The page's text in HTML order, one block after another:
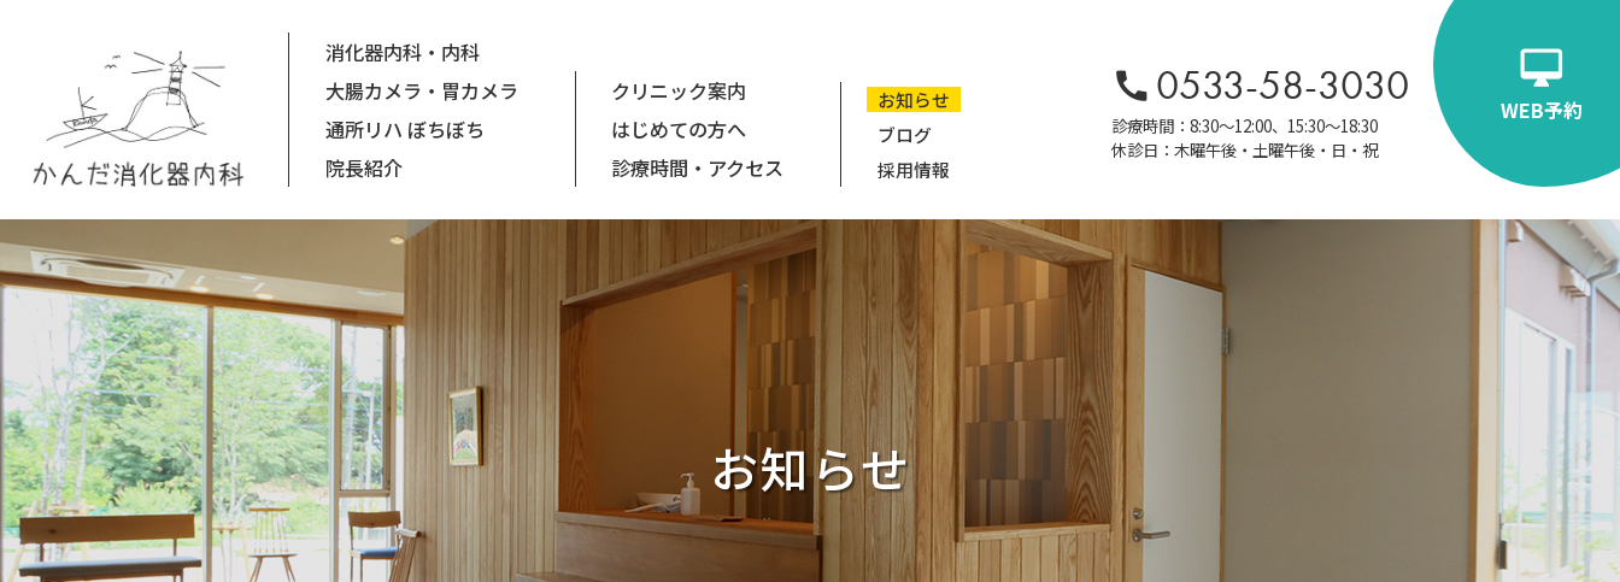
消化器内科・内科
大腸カメラ・胃カメラ
通所リハ ぼちぼち
院長紹介
クリニック案内
はじめての方へ
診療時間・アクセス
お知らせ
ブログ
採用情報
0533-58-3030
診療時間：8:30～12:00、15:30～18:30
休診日：木曜午後・土曜午後・日・祝
WEB予約
お知らせ